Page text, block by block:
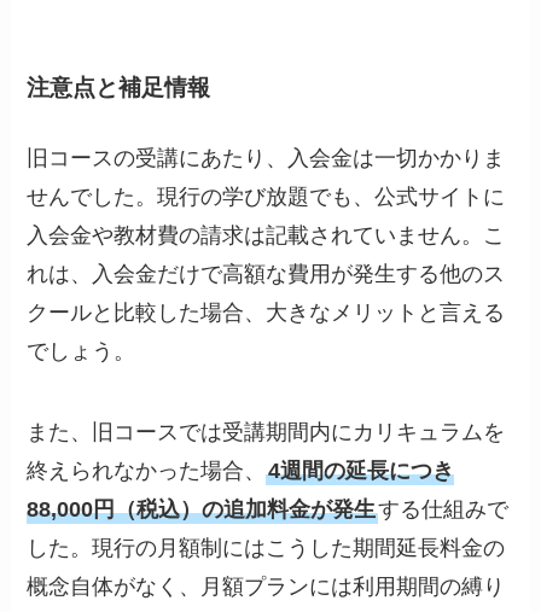
注意点と補足情報
旧コースの受講にあたり、入会金は一切かかりま
せんでした。現行の学び放題でも、公式サイトに
入会金や教材費の請求は記載されていません。こ
れは、入会金だけで高額な費用が発生する他のス
クールと比較した場合、大きなメリットと言える
でしょう。
また、旧コースでは受講期間内にカリキュラムを
終えられなかった場合、4週間の延長につき
88,000円（税込）の追加料金が発生する仕組みで
した。現行の月額制にはこうした期間延長料金の
概念自体がなく、月額プランには利用期間の縛り